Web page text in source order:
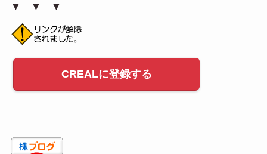
▼ ▼ ▼
CREALに登録する